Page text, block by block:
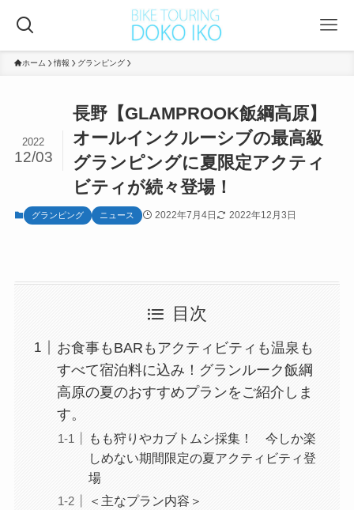
ホーム 情報 グランピング
長野【GLAMPROOK飯綱高原】
オールインクルーシブの最高級
グランピングに夏限定アクティ
ビティが続々登場！
2022
12/03
グランピング ニュース 2022年7月4日 2022年12月3日
目次
お食事もBARもアクティビティも温泉も
すべて宿泊料に込み！グランルーク飯綱
高原の夏のおすすめプランをご紹介しま
す。
もも狩りやカブトムシ採集！ 今しか楽
しめない期間限定の夏アクティビティ登
場
＜主なプラン内容＞